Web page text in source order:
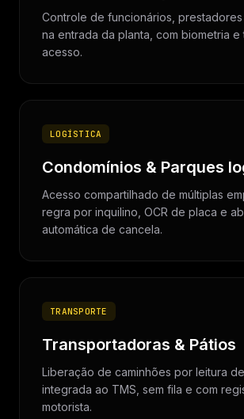
Controle de funcionários,
na entrada da planta, com biometria e
acesso.
LOGÍSTICA
Condomínios & Parques
Acesso compartilhado de múltiplas
regra por inquilino, OCR de placa e
automática de cancela.
TRANSPORTE
Transportadoras & Pátios
Liberação de caminhões por leitura
integrada ao TMS, sem fila e com
motorista.